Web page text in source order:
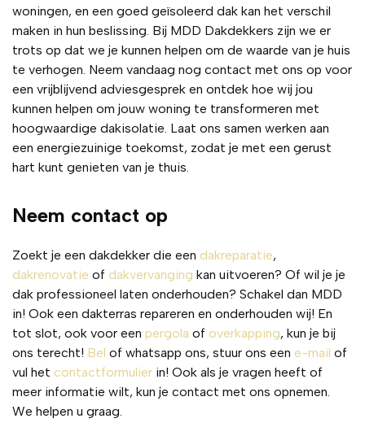
netjes
, snel,
transp
arant
neme
n je
goed
mee
in het
s!
een
aanra
der
e is
top!
tevre
werkz
aamh
eden
vakku
ndig
en
uitgev
zonde
r
verras
singe
n
achter
af.
woningen, en een goed geïsoleerd dak kan het verschil
maken in hun beslissing. Bij MDD Dakdekkers zijn we er
trots op dat we je kunnen helpen om de waarde van je huis
te verhogen. Neem vandaag nog contact met ons op voor
een vrijblijvend adviesgesprek en ontdek hoe wij jou
kunnen helpen om jouw woning te transformeren met
hoogwaardige dakisolatie. Laat ons samen werken aan
een energiezuinige toekomst, zodat je met een gerust
hart kunt genieten van je thuis.
Neem contact op
Zoekt je een dakdekker die een dakreparatie,
dakrenovatie of dakvervanging kan uitvoeren? Of wil je je
dak professioneel laten onderhouden? Schakel dan MDD
in! Ook een dakterras repareren en onderhouden wij! En
tot slot, ook voor een pergola of overkapping, kun je bij
ons terecht! Bel of whatsapp ons, stuur ons een e-mail of
vul het contactformulier in! Ook als je vragen heeft of
meer informatie wilt, kun je contact met ons opnemen.
We helpen u graag.